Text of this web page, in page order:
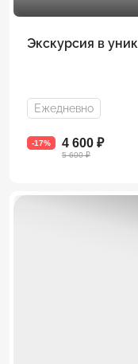
Экскурсия в
Ежедневно
-17% 4 600 ₽
5 600 ₽